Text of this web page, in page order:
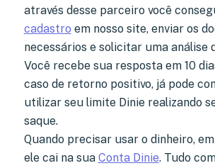
através desse parceiro você
cadastro em nosso site, enviar os
necessários e solicitar uma análise
Você recebe sua resposta em 10
caso de retorno positivo, já pode
utilizar seu limite Dinie realizando
saque.
Quando precisar usar o dinheiro,
ele cai na sua Conta Dinie. Tudo